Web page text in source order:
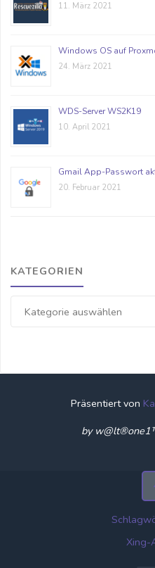
11. März 2021
Windows OS auf
24. März 2021
WDS-Server WS2K19
10. April 2021
Gmail App-Passwort
20. Februar 2021
KATEGORIEN
Präsentiert von
by
Xing-